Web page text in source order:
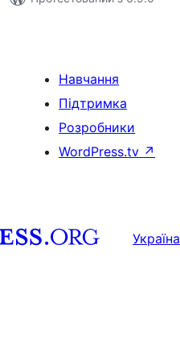
Навчання
Підтримка
Розробники
WordPress.tv ↗
Україна